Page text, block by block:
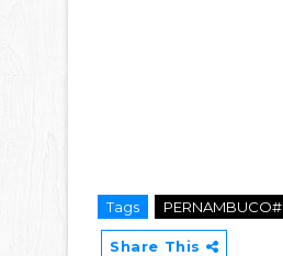
Tags PERNAMBUCO#
Share This